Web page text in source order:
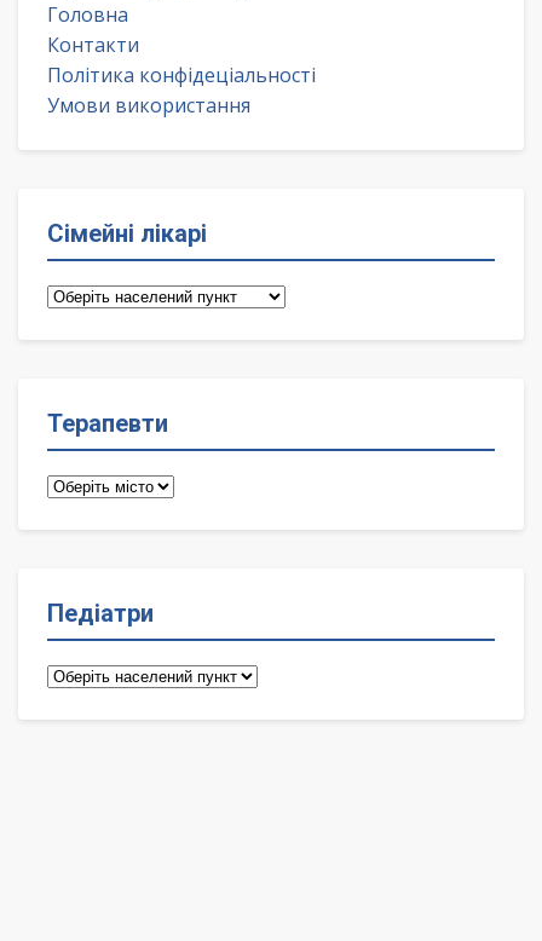
Головна
Контакти
Політика конфідеціальності
Умови використання
Сімейні лікарі
Сімейні
Терапевти
Терапевти
Педіатри
Педіатри